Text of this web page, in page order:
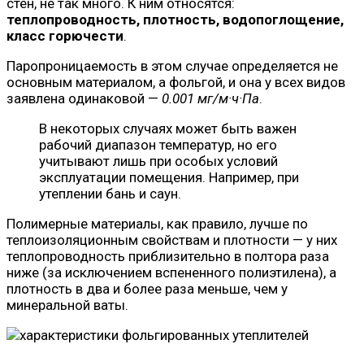
теплопроводность, плотность, водопоглощение,
класс горючести.
Паропроницаемость в этом случае определяется не
основным материалом, а фольгой, и она у всех видов
заявлена одинаковой — 0.001 мг/м·ч·Па.
В некоторых случаях может быть важен
рабочий диапазон температур, но его
учитывают лишь при особых условий
эксплуатации помещения. Например, при
утеплении бань и саун.
Полимерные материалы, как правило, лучше по
теплоизоляционным свойствам и плотности — у них
теплопроводность приблизительно в полтора раза
ниже (за исключением вспененного полиэтилена), а
плотность в два и более раза меньше, чем у
минеральной ваты.